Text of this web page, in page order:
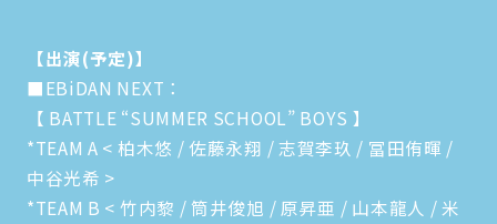
【出演(予定)】
■EBiDAN NEXT：
【 BATTLE “SUMMER SCHOOL” BOYS 】
*TEAM A < 柏木悠 / 佐藤永翔 / 志賀李玖 / 冨田侑暉 /
中谷光希 >
*TEAM B < 竹内黎 / 筒井俊旭 / 原昇亜 / 山本龍人 / 米